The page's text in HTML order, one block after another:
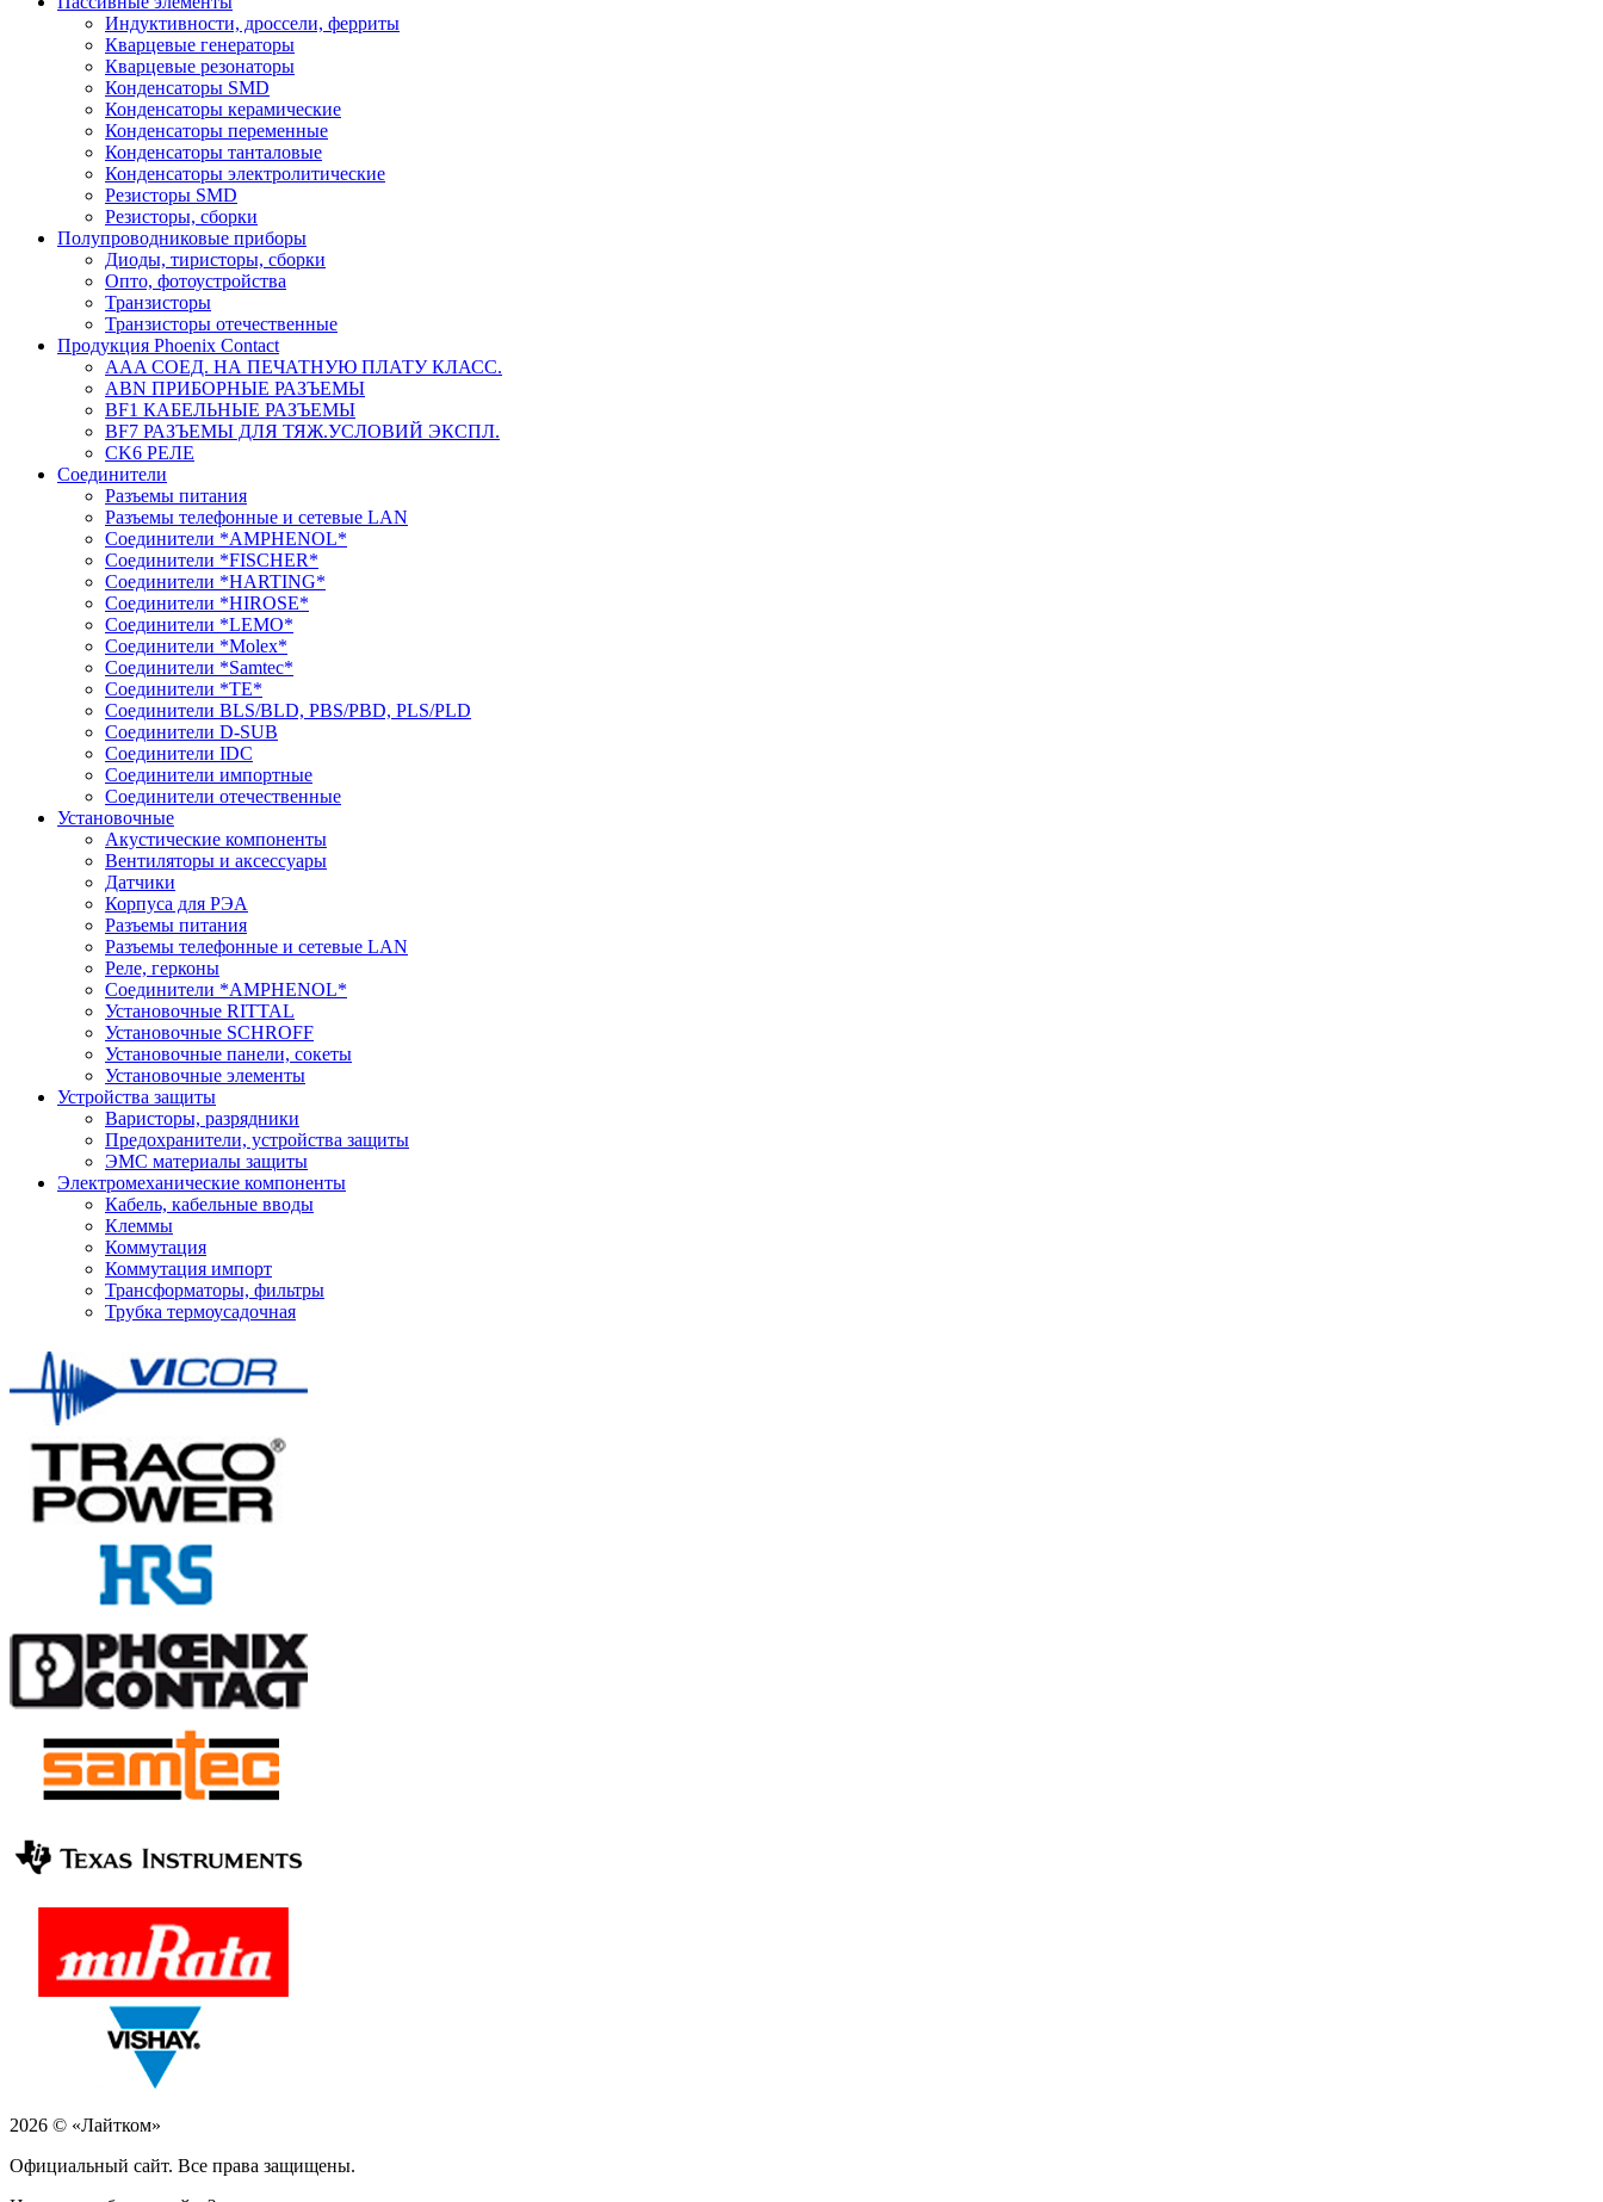
Индуктивности, дроссели, ферриты
Кварцевые генераторы
Кварцевые резонаторы
Конденсаторы SMD
Конденсаторы керамические
Конденсаторы переменные
Конденсаторы танталовые
Конденсаторы электролитические
Резисторы SMD
Резисторы, сборки
Полупроводниковые приборы
Диоды, тиристоры, сборки
Опто, фотоустройства
Транзисторы
Транзисторы отечественные
Продукция Phoenix Contact
AAA СОЕД. НА ПЕЧАТНУЮ ПЛАТУ КЛАСС.
ABN ПРИБОРНЫЕ РАЗЪЕМЫ
BF1 КАБЕЛЬНЫЕ РАЗЪЕМЫ
BF7 РАЗЪЕМЫ ДЛЯ ТЯЖ.УСЛОВИЙ ЭКСПЛ.
CK6 РЕЛЕ
Соединители
Разъемы питания
Разъемы телефонные и сетевые LAN
Соединители *AMPHENOL*
Соединители *FISCHER*
Соединители *HARTING*
Соединители *HIROSE*
Соединители *LEMO*
Соединители *Molex*
Соединители *Samtec*
Соединители *TE*
Соединители BLS/BLD, PBS/PBD, PLS/PLD
Соединители D-SUB
Соединители IDC
Соединители импортные
Соединители отечественные
Установочные
Акустические компоненты
Вентиляторы и аксессуары
Датчики
Корпуса для РЭА
Разъемы питания
Разъемы телефонные и сетевые LAN
Реле, герконы
Соединители *AMPHENOL*
Установочные RITTAL
Установочные SCHROFF
Установочные панели, сокеты
Установочные элементы
Устройства защиты
Варисторы, разрядники
Предохранители, устройства защиты
ЭМС материалы защиты
Электромеханические компоненты
Кабель, кабельные вводы
Клеммы
Коммутация
Коммутация импорт
Трансформаторы, фильтры
Трубка термоусадочная
2026 © «Лайтком»
Официальный сайт. Все права защищены.